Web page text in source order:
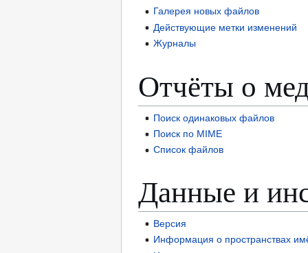
Галерея новых файлов
Действующие метки изменений
Журналы
Отчёты о
Поиск одинаковых файлов
Поиск по MIME
Список файлов
Данные и
Версия
Информация о пространствах